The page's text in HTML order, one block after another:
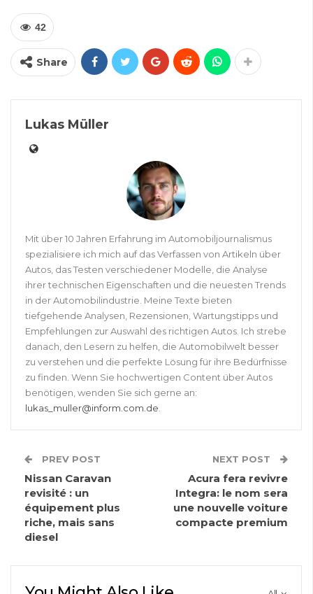
42
Share
Lukas Müller
Mit über 10 Jahren Erfahrung im Automobiljournalismus
spezialisiere ich mich auf das Verfassen von Artikeln über
Autos, das Testen verschiedener Modelle, die Analyse
ihrer technischen Eigenschaften und die neuesten Trends
in der Automobilindustrie. Meine Texte bieten
tiefgehende Analysen, Rezensionen, Wartungstipps und
Empfehlungen zur Auswahl des richtigen Autos. Ich strebe
danach, den Lesern zu helfen, die Automobilwelt besser
zu verstehen und die perfekte Lösung für ihre Bedürfnisse
zu finden. Wenn Sie hochwertigen Content über Autos
benötigen, wenden Sie sich gerne an:
lukas_muller@inform.com.de
PREV POST
Nissan Caravan
revisité : un
équipement plus
riche, mais sans
diesel
NEXT POST
Acura fera revivre
Integra: le nom sera
une nouvelle voiture
compacte premium